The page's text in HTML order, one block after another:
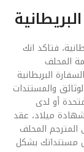
فتاكد انك
المحلف
البريطانية
والمستندات
أو لدى
شهادة ميلاد، عقد
المترجم المحلف
مستنداتك بشكل